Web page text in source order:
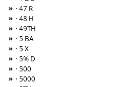
» · 47 R
» · 48 H
» · 49TH
» · 5 BA
» · 5 X
» · 5% D
» · 500
» · 5000